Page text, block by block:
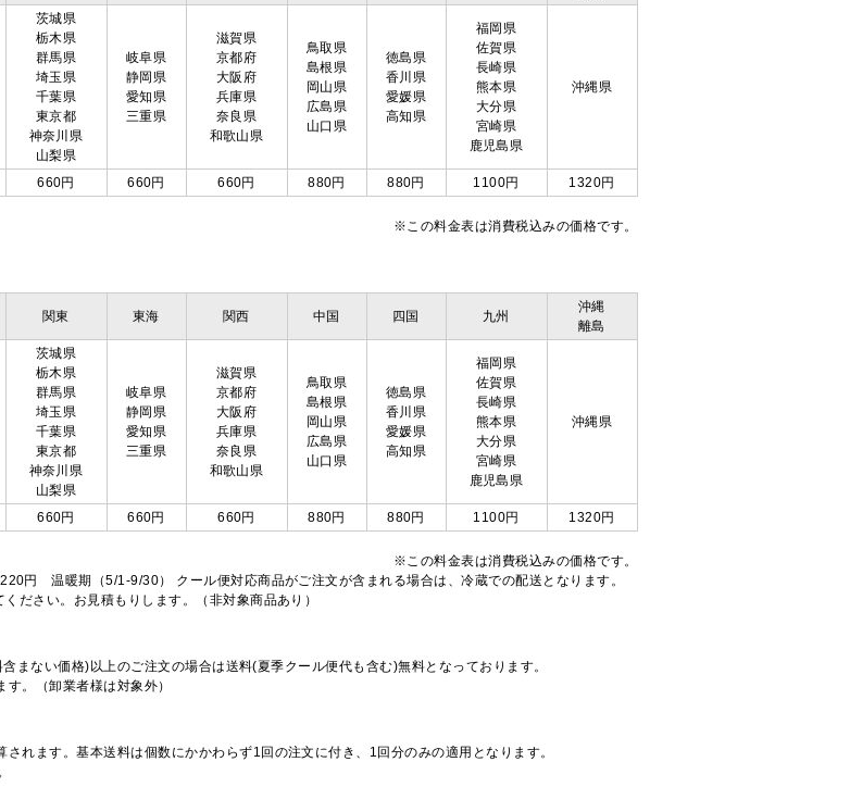
茨城県
栃木県
群馬県
埼玉県
千葉県
東京都
神奈川県
山梨県
岐阜県
静岡県
愛知県
三重県
滋賀県
京都府
大阪府
兵庫県
奈良県
和歌山県
鳥取県
島根県
岡山県
広島県
山口県
徳島県
香川県
愛媛県
高知県
福岡県
佐賀県
長崎県
熊本県
大分県
宮崎県
鹿児島県
沖縄県
660円 660円 660円 880円 880円 1100円 1320円
※この料金表は消費税込みの価格です。
関東 東海 関西 中国 四国 九州
沖縄
離島
茨城県
栃木県
群馬県
埼玉県
千葉県
東京都
神奈川県
山梨県
岐阜県
静岡県
愛知県
三重県
滋賀県
京都府
大阪府
兵庫県
奈良県
和歌山県
鳥取県
島根県
岡山県
広島県
山口県
徳島県
香川県
愛媛県
高知県
福岡県
佐賀県
長崎県
熊本県
大分県
宮崎県
鹿児島県
沖縄県
660円 660円 660円 880円 880円 1100円 1320円
※この料金表は消費税込みの価格です。
円 温暖期（5/1-9/30） クール便対応商品がご注文が含まれる場合は、冷蔵での配送となります。
ださい。お見積もりします。（非対象商品あり）
まない価格)以上のご注文の場合は送料(夏季クール便代も含む)無料となっております。
。（卸業者様は対象外）
れます。基本送料は個数にかかわらず1回の注文に付き、1回分のみの適用となります。